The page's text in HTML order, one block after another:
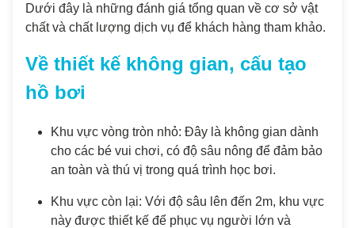
Dưới đây là những đánh giá tổng quan về cơ sở vật
chất và chất lượng dịch vụ để khách hàng tham khảo.
Về thiết kế không gian, cấu tạo
hồ bơi
Khu vực vòng tròn nhỏ: Đây là không gian dành
cho các bé vui chơi, có độ sâu nông để đảm bảo
an toàn và thú vị trong quá trình học bơi.
Khu vực còn lại: Với độ sâu lên đến 2m, khu vực
này được thiết kế để phục vụ người lớn và